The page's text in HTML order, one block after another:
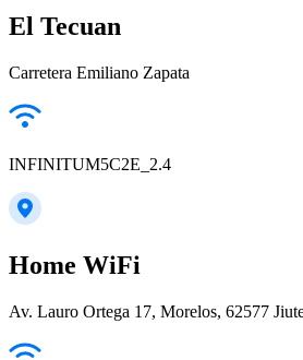
El Tecuan
Carretera Emiliano Zapata
INFINITUM5C2E_2.4
Home WiFi
Av. Lauro Ortega 17, Morelos, 62577